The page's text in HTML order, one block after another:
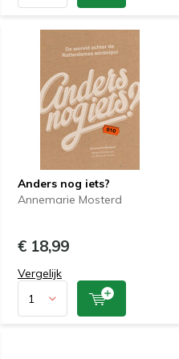
Anders nog iets?
Annemarie Mosterd
€ 18,99
Vergelijk